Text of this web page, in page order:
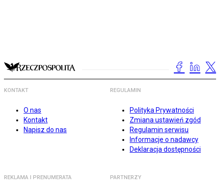
KONTAKT
O nas
Kontakt
Napisz do nas
REGULAMIN
Polityka Prywatności
Zmiana ustawień zgód
Regulamin serwisu
Informacje o nadawcy
Deklaracja dostępności
REKLAMA I PRENUMERATA PARTNERZY